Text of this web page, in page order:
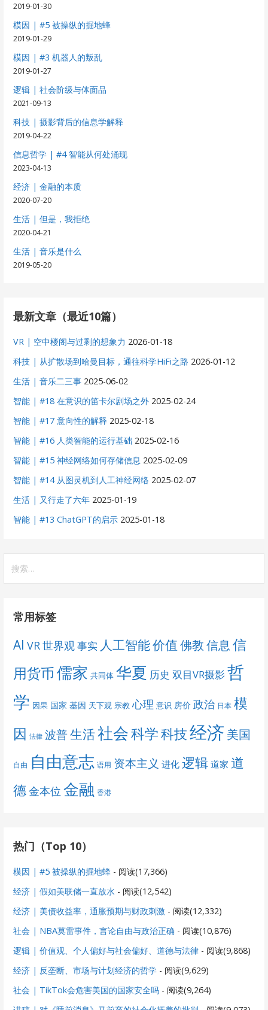
2019-01-30
模因 | #5 被操纵的掘地蜂
2019-01-29
模因 | #3 机器人的叛乱
2019-01-27
逻辑 | 社会阶级与体面品
2021-09-13
科技 | 摄影背后的信息学解释
2019-04-22
信息哲学 | #4 智能从何处涌现
2023-04-13
经济 | 金融的本质
2020-07-20
生活 | 但是，我拒绝
2020-04-21
生活 | 音乐是什么
2019-05-20
最新文章（最近10篇）
VR | 空中楼阁与过剩的想象力 2026-01-18
科技 | 从扩散场到哈曼目标，通往科学HiFi之路 2026-01-12
生活 | 音乐二三事 2025-06-02
智能 | #18 在意识的笛卡尔剧场之外 2025-02-24
智能 | #17 意向性的解释 2025-02-18
智能 | #16 人类智能的运行基础 2025-02-16
智能 | #15 神经网络如何存储信息 2025-02-09
智能 | #14 从图灵机到人工神经网络 2025-02-07
生活 | 又行走了六年 2025-01-19
智能 | #13 ChatGPT的启示 2025-01-18
索：
常用标签
AI VR世界观事实 人工智能价值佛教信息信
用货币儒家 共同体 华夏 历史 双目VR摄影 哲
学 因果 国家 基因 天下观 宗教 心理 意识 房价 政治 日本 模
因 法律 波普生活社会科学科技经济 美国
自由 自由意志 语用 资本主义 进化 逻辑 道家 道
德金本位 金融 香港
热门（Top 10）
模因 | #5 被操纵的掘地蜂 - 阅读(17,366)
经济 | 假如美联储一直放水 - 阅读(12,542)
经济 | 美债收益率，通胀预期与财政刺激 - 阅读(12,332)
社会 | NBA莫雷事件，言论自由与政治正确 - 阅读(10,876)
逻辑 | 价值观、个人偏好与社会偏好、道德与法律 - 阅读(9,868)
经济 | 反垄断、市场与计划经济的哲学 - 阅读(9,629)
社会 | TikTok会危害美国的国家安全吗 - 阅读(9,264)